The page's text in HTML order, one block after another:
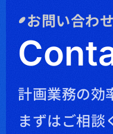
お問い合わせ
計画業務の効
まずはご相談